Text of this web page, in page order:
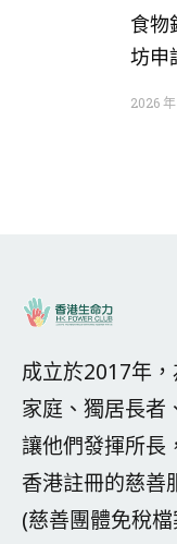
食物
坊申
2026
成立於2017年
家庭、獨居長者
讓他們發揮所長
香港註冊的慈善
(慈善團體免稅